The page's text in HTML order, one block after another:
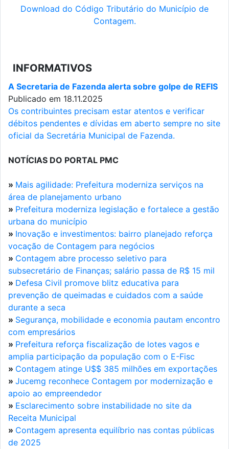
Download do Código Tributário do Município de
Contagem.
INFORMATIVOS
A Secretaria de Fazenda alerta sobre golpe de REFIS
Publicado em 18.11.2025
Os contribuintes precisam estar atentos e verificar
débitos pendentes e dívidas em aberto sempre no site
oficial da Secretária Municipal de Fazenda.
NOTÍCIAS DO PORTAL PMC
» Mais agilidade: Prefeitura moderniza serviços na
área de planejamento urbano
» Prefeitura moderniza legislação e fortalece a gestão
urbana do município
» Inovação e investimentos: bairro planejado reforça
vocação de Contagem para negócios
» Contagem abre processo seletivo para
subsecretário de Finanças; salário passa de R$ 15 mil
» Defesa Civil promove blitz educativa para
prevenção de queimadas e cuidados com a saúde
durante a seca
» Segurança, mobilidade e economia pautam encontro
com empresários
» Prefeitura reforça fiscalização de lotes vagos e
amplia participação da população com o E-Fisc
» Contagem atinge U$$ 385 milhões em exportações
» Jucemg reconhece Contagem por modernização e
apoio ao empreendedor
» Esclarecimento sobre instabilidade no site da
Receita Municipal
» Contagem apresenta equilíbrio nas contas públicas
de 2025